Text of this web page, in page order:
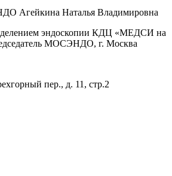
Агейкина Наталья Владимировна
эндоскопии КДЦ «МЕДСИ на
МОСЭНДО, г. Москва
пер., д. 11, стр.2